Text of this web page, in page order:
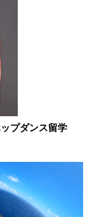
プダンス留学